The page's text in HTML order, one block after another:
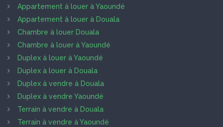
Appartement à louer à Yaoundé
Appartement à louer à Douala
Chambre à louer Douala
Chambre à louer à Yaoundé
Duplex à louer à Yaoundé
Duplex à louer à Douala
Duplex à vendre à Douala
Duplex à vendre Yaoundé
Terrain à vendre à Douala
Terrain à vendre à Yaoundé